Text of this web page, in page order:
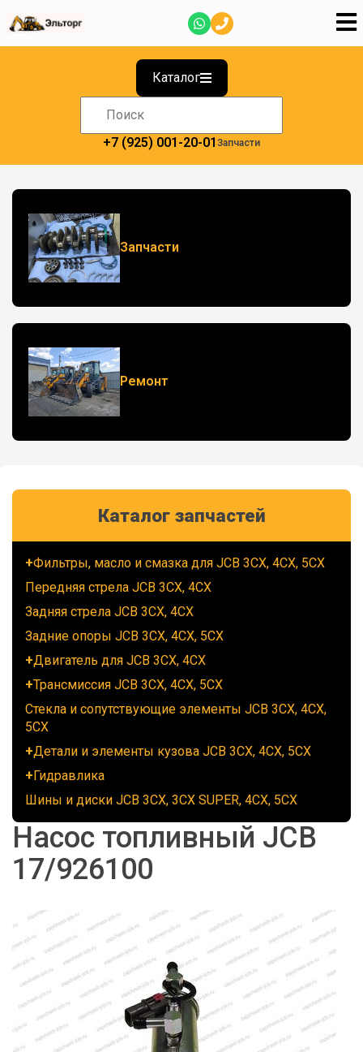
Каталог
+7 (925) 001-20-01 Запчасти
Запчасти
Ремонт
Каталог запчастей
Фильтры, масло и смазка для JCB 3CX, 4CX, 5CX
Передняя стрела JCB 3CX, 4CX
Задняя стрела JCB 3CX, 4CX
Задние опоры JCB 3CX, 4CX, 5CX
Двигатель для JCB 3CX, 4CX
Трансмиссия JCB 3CX, 4CX, 5CX
Стекла и сопутствующие элементы JCB 3CX, 4CX,
5CX
Детали и элементы кузова JCB 3CX, 4CX, 5CX
Гидравлика
Шины и диски JCB 3CX, 3CX SUPER, 4CX, 5CX
Насос топливный JCB
17/926100